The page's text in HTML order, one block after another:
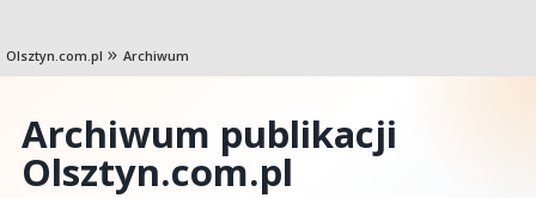
Olsztyn.com.pl Archiwum
Archiwum publikacji
Olsztyn.com.pl